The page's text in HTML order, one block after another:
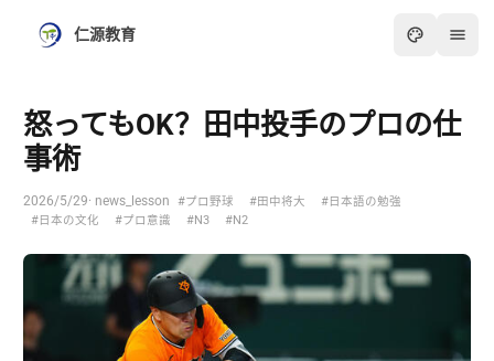
仁源教育
怒ってもOK？田中投手のプロの仕
事術
2026/5/29· news_lesson #プロ野球 #田中将大
#日本語の勉強
#日本の文化
#プロ意識 #N3 #N2